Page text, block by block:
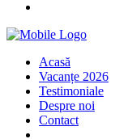
Acasă
Vacanțe 2026
Testimoniale
Despre noi
Contact